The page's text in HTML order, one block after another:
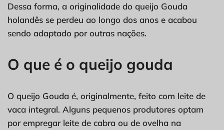
Dessa forma, a originalidade do queijo Gouda
holandês se perdeu ao longo dos anos e acabou
sendo adaptado por outras nações.
O que é o queijo gouda
O queijo Gouda é, originalmente, feito com leite de
vaca integral. Alguns pequenos produtores optam
por empregar leite de cabra ou de ovelha na